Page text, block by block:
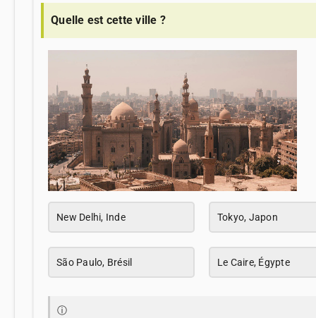
Quelle est cette ville ?
New Delhi, Inde Tokyo, Japon
São Paulo, Brésil Le Caire, Égypte
ⓘ